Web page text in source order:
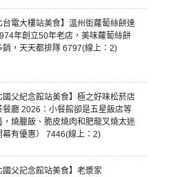
台電大樓站美食】溫州街蘿蔔絲餅達
年創立50年老店，美味蘿蔔絲餅
銷，天天都排隊 6797(線上：2)
國父紀念館站美食】極之好味松菸店
餐廳 2026：小餐館卻是五星飯店等
，燒臘飯、脆皮燒肉和肥龍叉燒太迷
幕有優惠） 7446(線上：2)
國父記念館站美食】老漿家